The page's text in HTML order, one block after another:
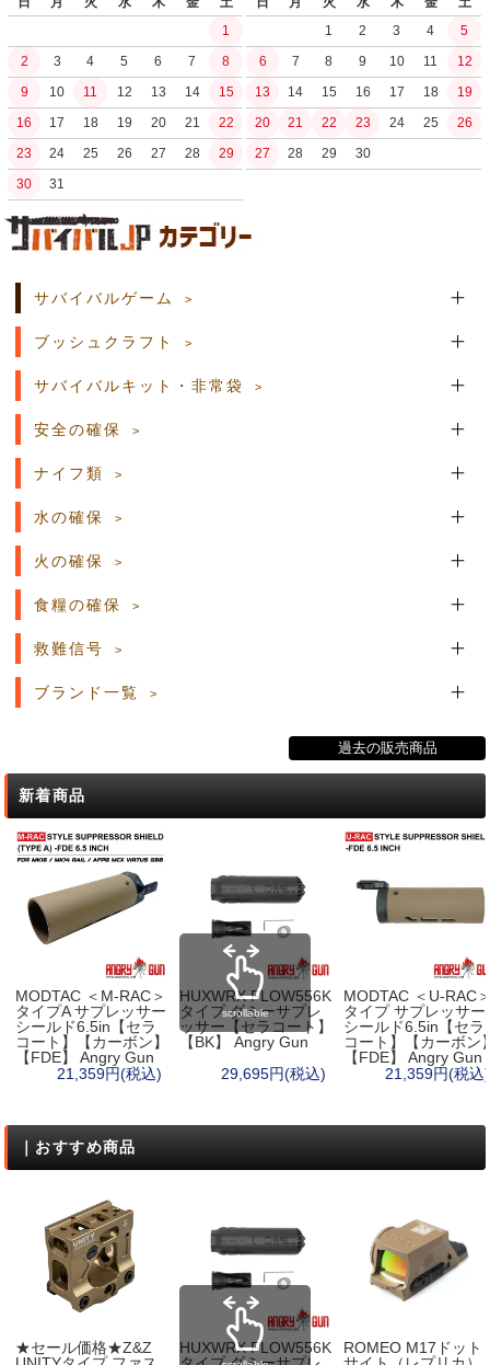
1
2
3 4 5 6 7
8
9
10 11 12 13 14
15
16
17 18 19 20 21
22
23
24 25 26 27 28
29
30
31
1
2 3 4
5
6
7 8 9 10 11
12
13
14 15 16 17 18
19
20
21 22 23 24 25
26
27
28 29 30
土日祝日の商品発送はございません。
サバイバルゲーム
ブッシュクラフト
サバイバルキット・非常袋
安全の確保
ナイフ類
水の確保
火の確保
食糧の確保
救難信号
ブランド一覧
過去の販売商品
新着商品
MODTAC ＜M-RAC＞
タイプA サプレッサー
シールド6.5in【セラ
コート】【カーボン】
【FDE】 Angry Gun
21,359円(税込)
HUXWRX FLOW556K
タイプ ダミーサプレ
ッサー【セラコート】
【BK】 Angry Gun
29,695円(税込)
MODTAC ＜U-RAC
タイプ サプレッサー
シールド6.5in【セラ
コート】【カーボン
【FDE】 Angry Gun
21,359円(税込)
scrollable
｜おすすめ商品
★セール価格★Z&Z
HUXWRX FLOW556K
ROMEO M17ドット